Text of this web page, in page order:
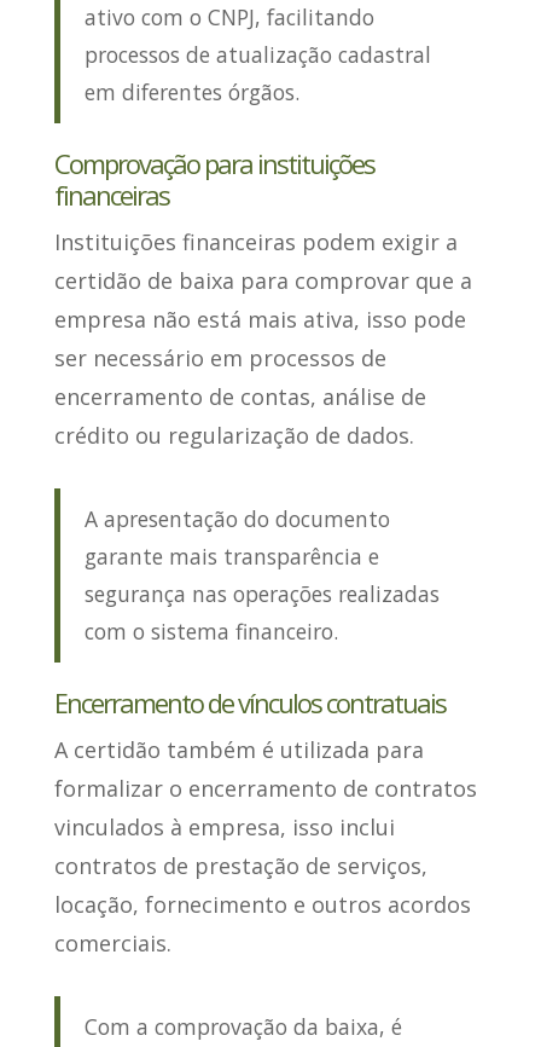
ativo com o CNPJ, facilitando
processos de atualização cadastral
em diferentes órgãos.
Comprovação para instituições
financeiras
Instituições financeiras podem exigir a
certidão de baixa para comprovar que a
empresa não está mais ativa, isso pode
ser necessário em processos de
encerramento de contas, análise de
crédito ou regularização de dados.
A apresentação do documento
garante mais transparência e
segurança nas operações realizadas
com o sistema financeiro.
Encerramento de vínculos contratuais
A certidão também é utilizada para
formalizar o encerramento de contratos
vinculados à empresa, isso inclui
contratos de prestação de serviços,
locação, fornecimento e outros acordos
comerciais.
Com a comprovação da baixa, é